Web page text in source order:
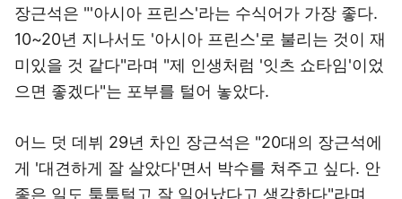
장근석은 "'아시아 프린스'라는 수식어가 가장 좋다.
10~20년 지나서도 '아시아 프린스'로 불리는 것이 재
미있을 것 같다"라며 "제 인생처럼 '잇츠 쇼타임'이었
으면 좋겠다"는 포부를 털어 놓았다.
어느 덧 데뷔 29년 차인 장근석은 "20대의 장근석에
게 '대견하게 잘 살았다'면서 박수를 쳐주고 싶다. 안
좋은 일도 툭툭털고 잘 일어났다고 생각한다"라며